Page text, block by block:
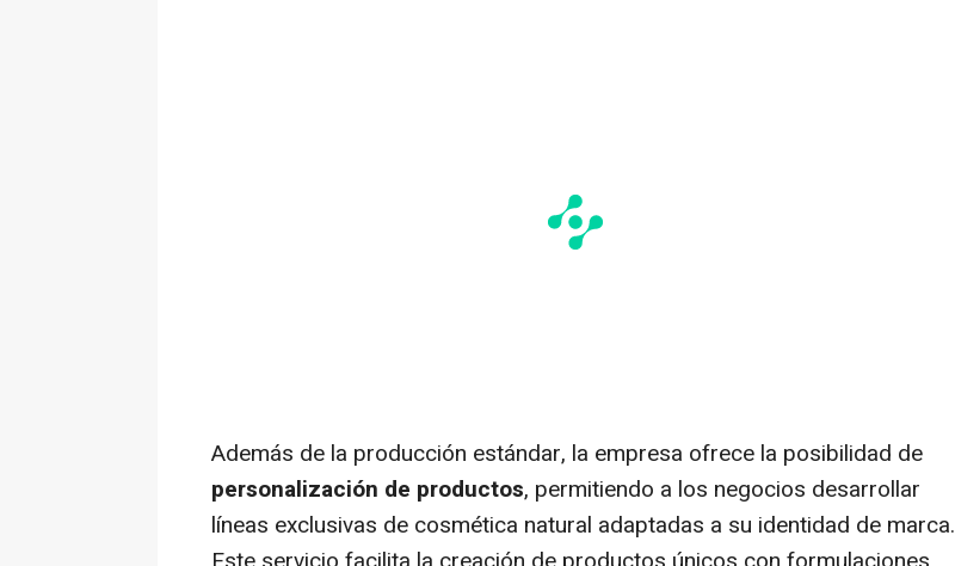
Además de la producción estándar, la empresa ofrece la posibilidad de
personalización de productos, permitiendo a los negocios desarrollar
líneas exclusivas de cosmética natural adaptadas a su identidad de marca.